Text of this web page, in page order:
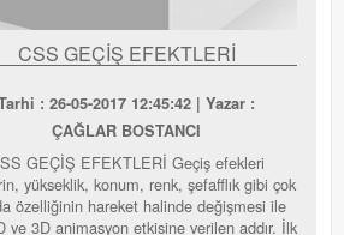
CSS GEÇİŞ EFEKTLERİ
: 26-05-2017 12:45:42 | Yazar :
ÇAĞLAR BOSTANCI
GEÇİŞ EFEKTLERİ Geçiş efekleri
yükseklik, konum, renk, şefafflık gibi çok
özelliğinin hareket halinde değişmesi ile
ve 3D animasyon etkisine verilen addır. İlk